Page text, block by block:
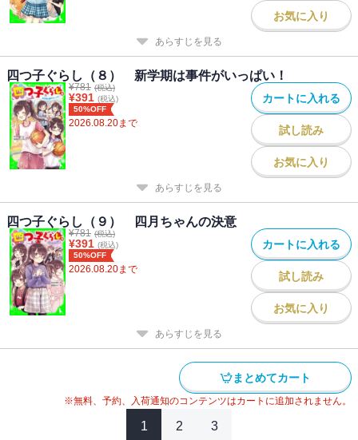
お気に入り
あらすじを見る
四つ子ぐらし（８） 新学期は事件がいっぱい！
¥781 (税込)
¥391 (税込)
50%OFF
2026.08.20まで
カートに入れる
試し読み
お気に入り
あらすじを見る
四つ子ぐらし（９） 四月ちゃんの決意
¥781 (税込)
¥391 (税込)
50%OFF
2026.08.20まで
カートに入れる
試し読み
お気に入り
あらすじを見る
まとめてカート
※無料、予約、入荷通知のコンテンツはカートに追加されません。
1 2 3